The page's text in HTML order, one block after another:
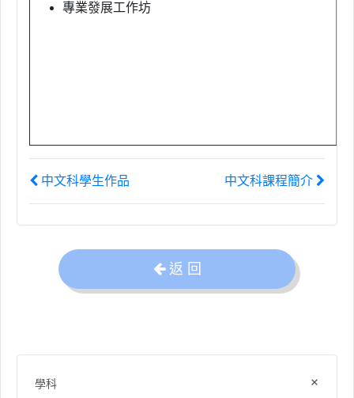
學科 +
專業發展工作坊
中文科學生作品 中文科課程簡介
返 回